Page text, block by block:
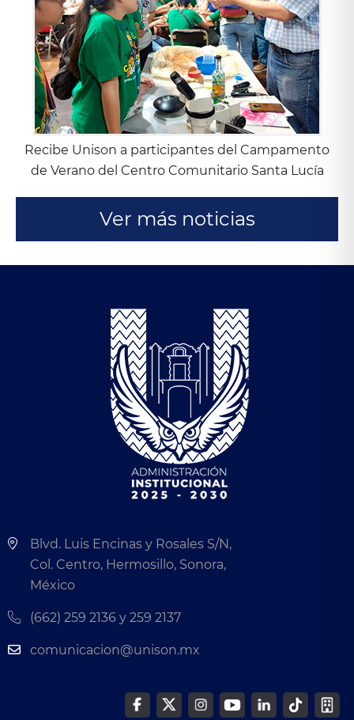
Recibe Unison a participantes del Campamento
de Verano del Centro Comunitario Santa Lucía
Ver más noticias
Blvd. Luis Encinas y Rosales S/N,
Col. Centro, Hermosillo, Sonora,
México
(662) 259 2136 y 259 2137
comunicacion@unison.mx